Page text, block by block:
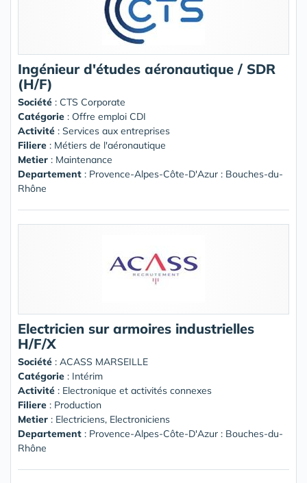
Ingénieur d'études aéronautique / SDR
(H/F)
Société : CTS Corporate
Catégorie : Offre emploi CDI
Activité : Services aux entreprises
Filiere : Métiers de l'aéronautique
Metier : Maintenance
Departement : Provence-Alpes-Côte-D'Azur : Bouches-du-
Rhône
Electricien sur armoires industrielles
H/F/X
Société : ACASS MARSEILLE
Catégorie : Intérim
Activité : Electronique et activités connexes
Filiere : Production
Metier : Electriciens, Electroniciens
Departement : Provence-Alpes-Côte-D'Azur : Bouches-du-
Rhône